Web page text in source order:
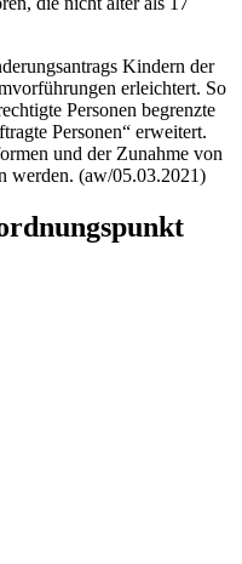
Kindern der
erleichtert. So
Personen begrenzte
Personen“ erweitert.
und der Zunahme von
werden. (aw/05.03.2021)